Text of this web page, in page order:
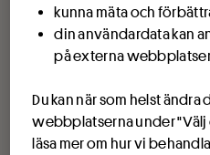
kunna mäta och
din användardata kan
på externa
Du kan när som helst ändra
webbplatserna under "Välj
läsa mer om hur vi